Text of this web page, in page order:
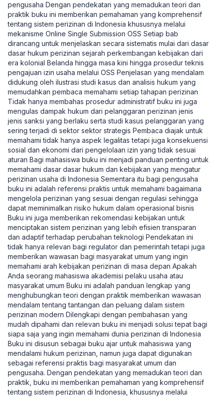
pengusaha Dengan pendekatan yang memadukan teori dan
praktik buku ini memberikan pemahaman yang komprehensif
tentang sistem perizinan di Indonesia khususnya melalui
mekanisme Online Single Submission OSS Setiap bab
dirancang untuk menjelaskan secara sistematis mulai dari dasar
dasar hukum perizinan sejarah perkembangan kebijakan dari
era kolonial Belanda hingga masa kini hingga prosedur teknis
pengajuan izin usaha melalui OSS Penjelasan yang mendalam
didukung oleh ilustrasi studi kasus dan analisis hukum yang
memudahkan pembaca memahami setiap tahapan perizinan
Tidak hanya membahas prosedur administratif buku ini juga
mengulas dampak hukum dari pelanggaran perizinan jenis
jenis sanksi yang berlaku serta studi kasus pelanggaran yang
sering terjadi di sektor sektor strategis Pembaca diajak untuk
memahami tidak hanya aspek legalitas tetapi juga konsekuensi
sosial dan ekonomi dari pengelolaan izin yang tidak sesuai
aturan Bagi mahasiswa buku ini menjadi panduan penting untuk
memahami dasar dasar hukum dan kebijakan yang mengatur
perizinan usaha di Indonesia Sementara itu bagi pengusaha
buku ini adalah referensi praktis untuk memahami bagaimana
mengelola perizinan yang sesuai dengan regulasi sehingga
dapat meminimalkan risiko hukum dalam operasional bisnis
Buku ini juga memberikan rekomendasi kebijakan untuk
menciptakan sistem perizinan yang lebih efisien transparan
dan adaptif terhadap perubahan teknologi Pendekatan ini
tidak hanya relevan bagi regulator dan pemerintah tetapi juga
memberikan wawasan bagi masyarakat umum yang ingin
memahami arah kebijakan perizinan di masa depan Apakah
Anda seorang mahasiswa akademisi pelaku usaha atau
masyarakat umum Buku ini adalah panduan lengkap yang
menghubungkan teori dengan praktik memberikan wawasan
mendalam tentang tantangan dan peluang dalam sistem
perizinan modern Dilengkapi dengan pembahasan yang
mudah dipahami dan relevan buku ini menjadi solusi tepat bagi
siapa saja yang ingin memahami dunia perizinan di Indonesia
Buku ini disusun sebagai buku ajar untuk mahasiswa yang
mendalami hukum perizinan, namun juga dapat digunakan
sebagai referensi praktis bagi masyarakat umum dan
pengusaha. Dengan pendekatan yang memadukan teori dan
praktik, buku ini memberikan pemahaman yang komprehensif
tentang sistem perizinan di Indonesia, khususnya melalui